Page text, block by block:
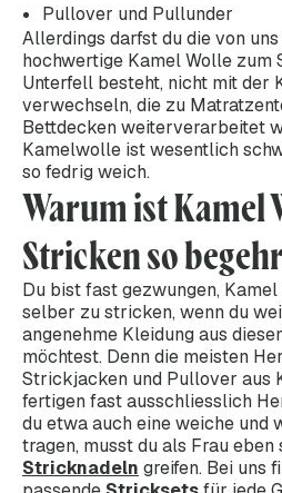
Pullover und Pullunder
Allerdings darfst du die von
hochwertige Kamel Wolle zum
Unterfell besteht, nicht mit der
verwechseln, die zu
Bettdecken weiterverarbeitet
Kamelwolle ist wesentlich
so fedrig weich.
Warum ist Kamel
Stricken so
Du bist fast gezwungen,
selber zu stricken, wenn du
angenehme Kleidung aus
möchtest. Denn die meisten
Strickjacken und Pullover aus
fertigen fast ausschliesslich
du etwa auch eine weiche und
tragen, musst du als Frau eben
Stricknadeln greifen. Bei uns